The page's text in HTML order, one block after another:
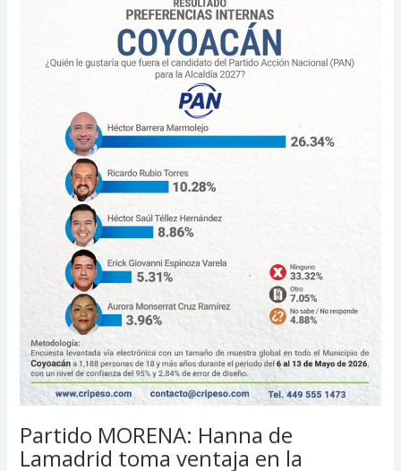
Partido MORENA: Hanna de
Lamadrid toma ventaja en la